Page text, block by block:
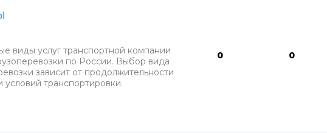
виды услуг транспортной компании
по России. Выбор вида
зависит от продолжительности
условий транспортировки.
0 0